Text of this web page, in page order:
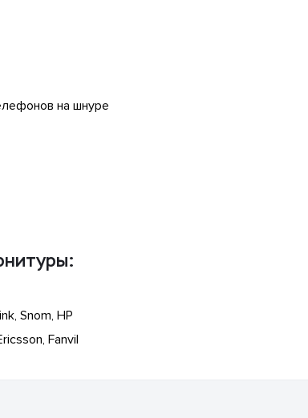
на шнуре
Snom, HP
Fanvil